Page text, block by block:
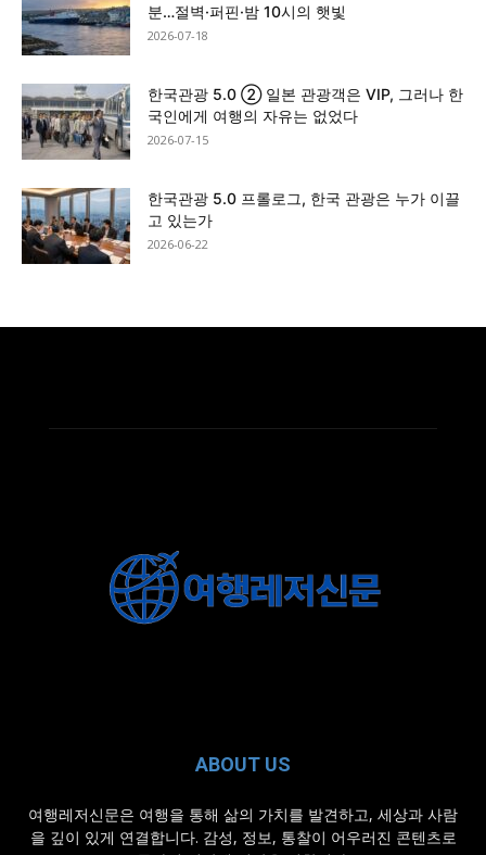
분…절벽·퍼핀·밤 10시의 햇빛
2026-07-18
한국관광 5.0 ② 일본 관광객은 VIP, 그러나 한
국인에게 여행의 자유는 없었다
2026-07-15
한국관광 5.0 프롤로그, 한국 관광은 누가 이끌
고 있는가
2026-06-22
ABOUT US
여행레저신문은 여행을 통해 삶의 가치를 발견하고, 세상과 사람
을 깊이 있게 연결합니다. 감성, 정보, 통찰이 어우러진 콘텐츠로